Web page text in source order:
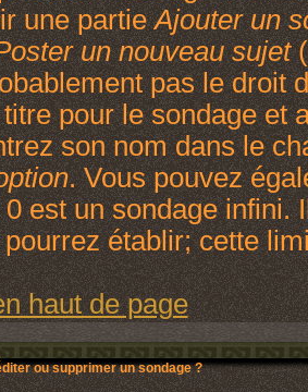
une partieAjouter un
un nouveau sujet
pas le droit
pour le sondage et
son nom dans le
. Vous pouvez
est un sondage infini.
établir; cette
haut de page
ou supprimer un sondage ?